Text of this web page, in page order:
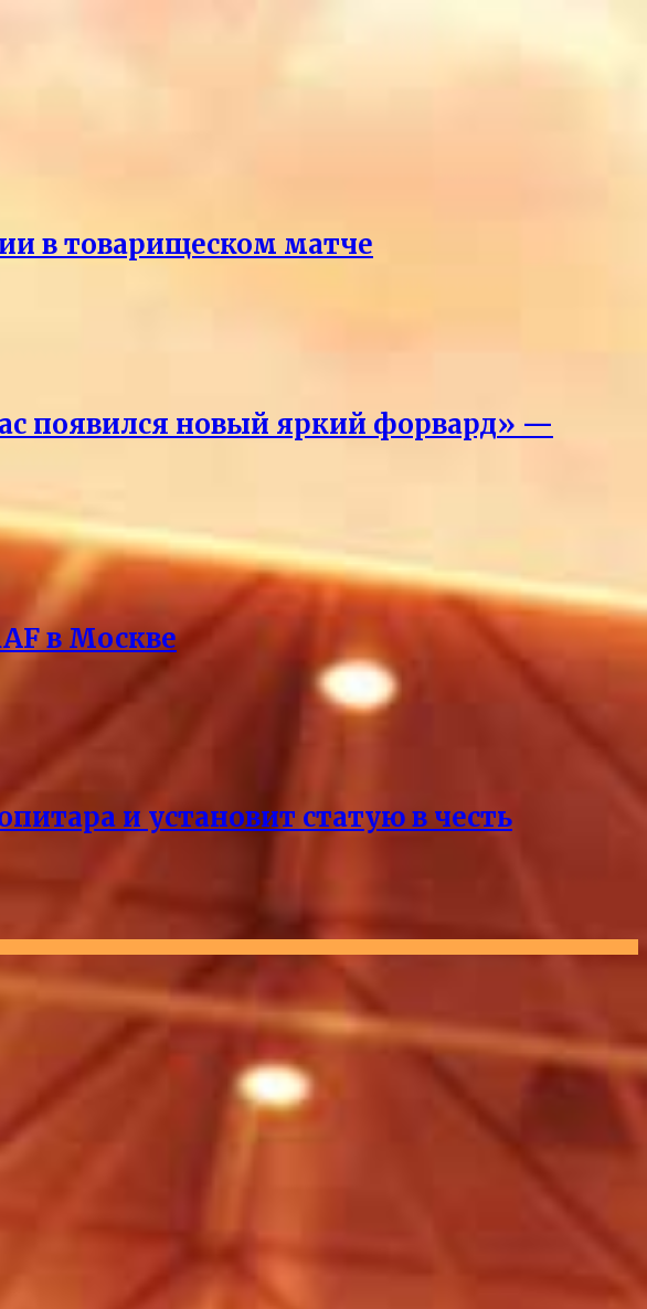
в товарищеском матче
появился новый яркий форвард» —
в Москве
и установит статую в честь